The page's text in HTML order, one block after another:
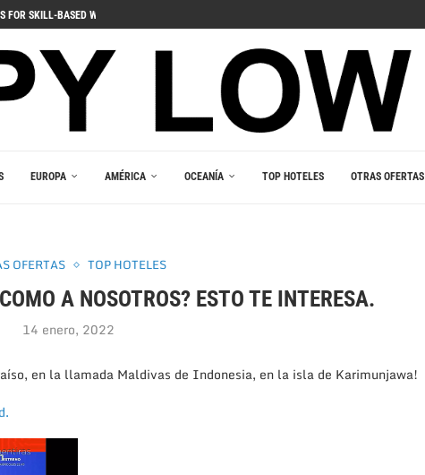
ДЛЯ ПОГРУЖЕНИЯ В ИГРОВОЙ...
EUROPA AMÉRICA OCEANÍA TOP HOTELES OTRAS OFERTAS
OFERTAS TOP HOTELES
A NOSOTROS? ESTO TE INTERESA.
14 enero, 2022
en la llamada Maldivas de Indonesia, en la isla de Karimunjawa!